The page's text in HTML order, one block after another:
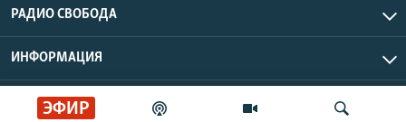
ЭФИР
РАДИО СВОБОДА
ИНФОРМАЦИЯ
Радио Свобода © 2026 RFE/RL, Inc. | Все права защищены.